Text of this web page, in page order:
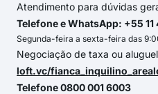
Atendimento para dúvidas
Telefone e WhatsApp: +55
Segunda-feira a sexta-feira das
Negociação de taxa ou
loft.vc/
Telefone 0800 001 6003